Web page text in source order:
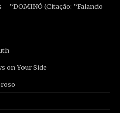
“DOMINÓ (Citação: “Falando
on Your Side